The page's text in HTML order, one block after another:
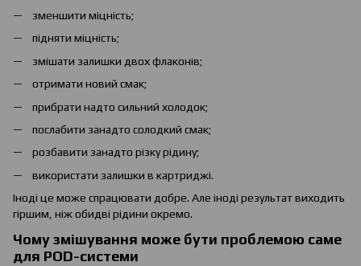
зменшити міцність;
підняти міцність;
змішати залишки двох флаконів;
отримати новий смак;
прибрати надто сильний холодок;
послабити занадто солодкий смак;
розбавити занадто різку рідину;
використати залишки в картриджі.
Іноді це може спрацювати добре. Але іноді результат виходить
гіршим, ніж обидві рідини окремо.
Чому змішування може бути проблемою саме
для POD-системи